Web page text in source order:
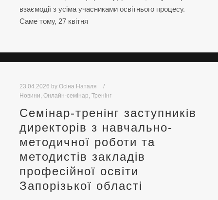
взаємодії з усіма учасниками освітнього процесу.
Саме тому, 27 квітня
23.04.2026 by Осіна Наталя
Новини Онлайн-семінар Тренінг
Семінар-тренінг заступників
директорів з навчально-
методичної роботи та
методистів закладів
професійної освіти
Запорізької області